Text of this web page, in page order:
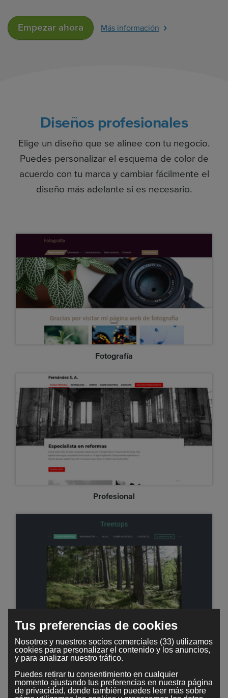
Empezar ahora Más información
Diseños profesionales
Elige un diseño que se alinee con tu negocio.
Puedes personalizar el esquema de color de
acuerdo con tu marca y cambiar fácilmente el
diseño más adelante si es necesario.
Fotografía
Profesional
Treetops
Tus preferencias de cookies
Nosotros y nuestros socios comerciales (33) utilizamos
cookies para personalizar el contenido y los anuncios,
y para analizar nuestro tráfico.
Puedes retirar tu consentimiento en cualquier
momento ajustando tus preferencias en nuestra página
de privacidad, donde también puedes leer más sobre